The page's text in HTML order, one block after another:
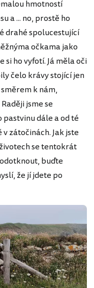
hmotností
a ... no, prostě ho
drahé spolucestující
očkama jako
si ho vyfotí. Já měla oči
čelo krávy stojící jen
k nám,
jsme se
dále a od té
zátočinách. Jak jste
se tentokrát
buďte
že jí jdete po